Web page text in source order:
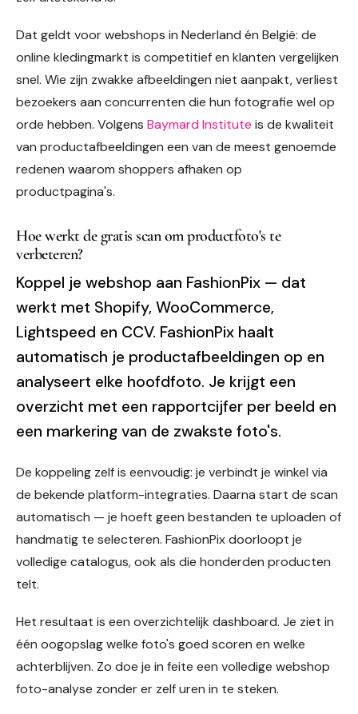
Dat geldt voor webshops in Nederland én België: de
online kledingmarkt is competitief en klanten vergelijken
snel. Wie zijn zwakke afbeeldingen niet aanpakt, verliest
bezoekers aan concurrenten die hun fotografie wel op
orde hebben. Volgens Baymard Institute is de kwaliteit
van productafbeeldingen een van de meest genoemde
redenen waarom shoppers afhaken op
productpagina's.
Hoe werkt de gratis scan om productfoto's te
verbeteren?
Koppel je webshop aan FashionPix — dat
werkt met Shopify, WooCommerce,
Lightspeed en CCV. FashionPix haalt
automatisch je productafbeeldingen op en
analyseert elke hoofdfoto. Je krijgt een
overzicht met een rapportcijfer per beeld en
een markering van de zwakste foto's.
De koppeling zelf is eenvoudig: je verbindt je winkel via
de bekende platform-integraties. Daarna start de scan
automatisch — je hoeft geen bestanden te uploaden of
handmatig te selecteren. FashionPix doorloopt je
volledige catalogus, ook als die honderden producten
telt.
Het resultaat is een overzichtelijk dashboard. Je ziet in
één oogopslag welke foto's goed scoren en welke
achterblijven. Zo doe je in feite een volledige webshop
foto-analyse zonder er zelf uren in te steken.